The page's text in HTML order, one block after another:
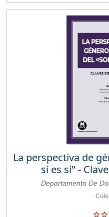
La perspectiva de
sí es sí" -
Departamento De